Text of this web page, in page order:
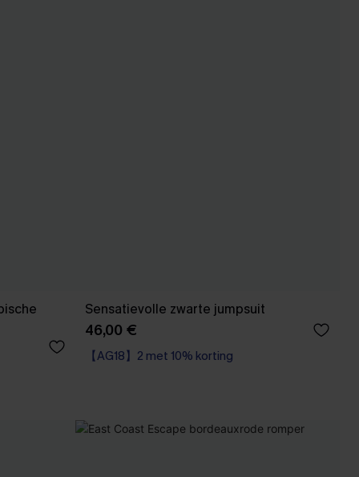
Sensatievolle zwarte jumpsuit
46,00 €
【AG18】2 met 10% korting